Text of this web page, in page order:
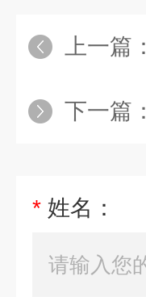
上一篇：
下一篇：
* 姓名：